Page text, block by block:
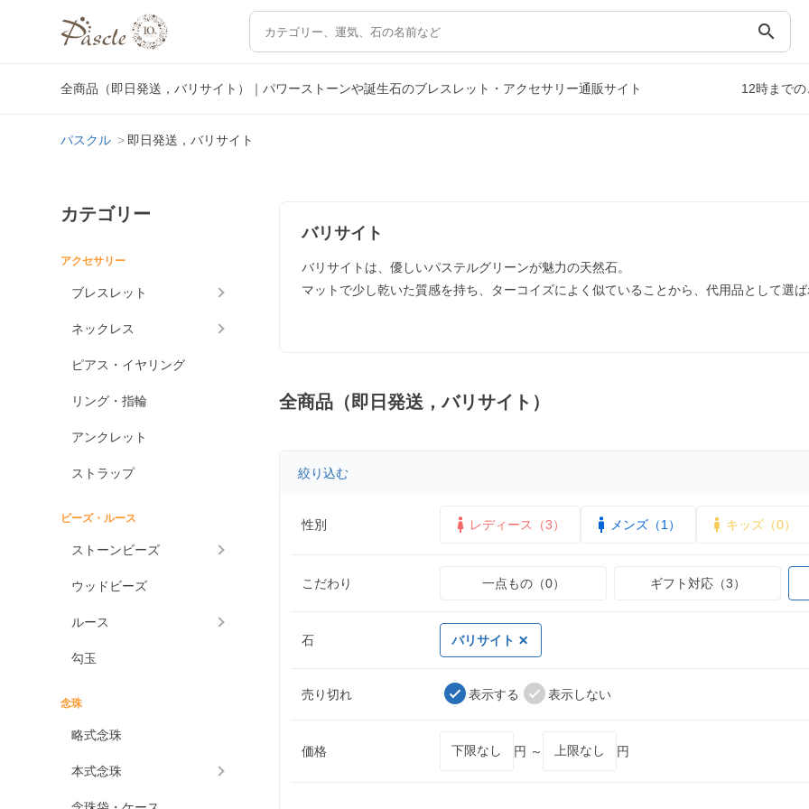
search
全商品（即日発送，バリサイト）｜パワーストーンや誕生石のブレスレット・アクセサリー通販サイト 12時まで
パスクル 即日発送，バリサイト
カテゴリー
アクセサリー
ブレスレット
ネックレス
ピアス・イヤリング
リング・指輪
アンクレット
ストラップ
ビーズ・ルース
ストーンビーズ
ウッドビーズ
ルース
勾玉
念珠
略式念珠
本式念珠
バリサイト
バリサイトは、優しいパステルグリーンが魅力の天然石。
マットで少し乾いた質感を持ち、ターコイズによく似ていることから、代用品として選
全商品（即日発送，バリサイト）
絞り込む
性別 レディース（3） メンズ（1） キッズ（0）
こだわり 一点もの（0） ギフト対応（3）
石 バリサイト
売り切れ 表示する 表示しない
価格 円 ～ 円